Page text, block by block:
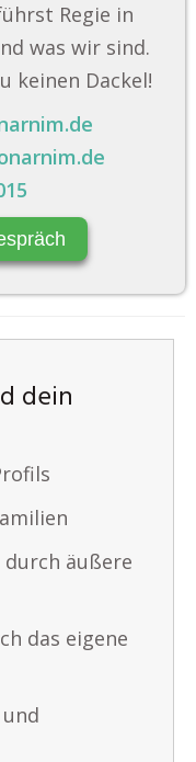
Regie in
was wir sind.
keinen Dackel!
dein
äußere
das eigene